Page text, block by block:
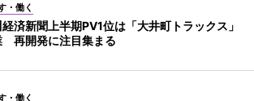
・働く
済新聞上半期PV1位は「大井町トラックス」
再開発に注目集まる
・働く